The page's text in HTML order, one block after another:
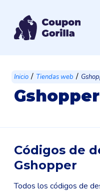
Inicio / Tiendas web /
Códigos de
Gshopper
Todos los códigos de